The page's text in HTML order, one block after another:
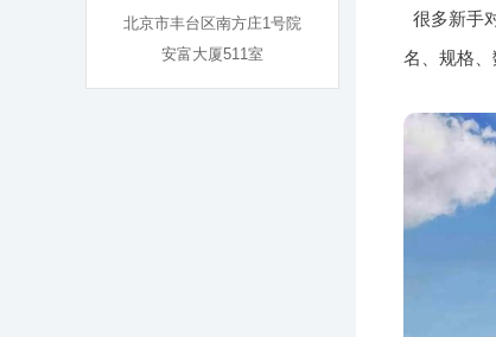
北京市丰台区南方庄1号院
安富大厦511室
很多新手
名、规格